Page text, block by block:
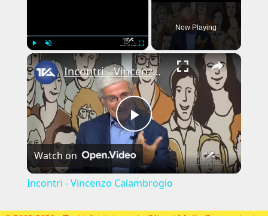
Play Fullscreen
Now Playing
×
Play
Video
Incontri - Vincenzo Calambrogio
Watch on
Incontri - Vincenzo Calambrogio